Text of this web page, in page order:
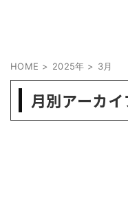
HOME > 2025年 > 3月
月別アーカ